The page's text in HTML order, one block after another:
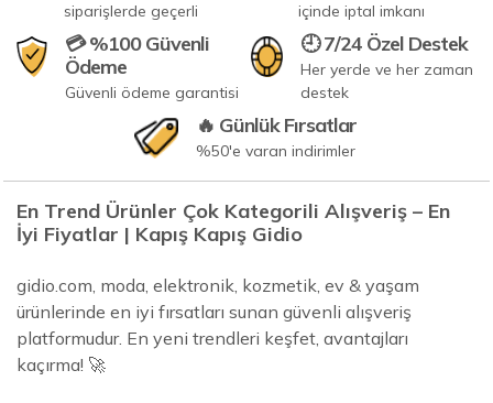
siparişlerde geçerli
içinde iptal imkanı
💳 %100 Güvenli
Ödeme
Güvenli ödeme garantisi
🕘 7/24 Özel Destek
Her yerde ve her zaman
destek
🔥 Günlük Fırsatlar
%50'e varan indirimler
En Trend Ürünler Çok Kategorili Alışveriş – En
İyi Fiyatlar | Kapış Kapış Gidio
gidio.com, moda, elektronik, kozmetik, ev & yaşam
ürünlerinde en iyi fırsatları sunan güvenli alışveriş
platformudur. En yeni trendleri keşfet, avantajları
kaçırma! 🚀